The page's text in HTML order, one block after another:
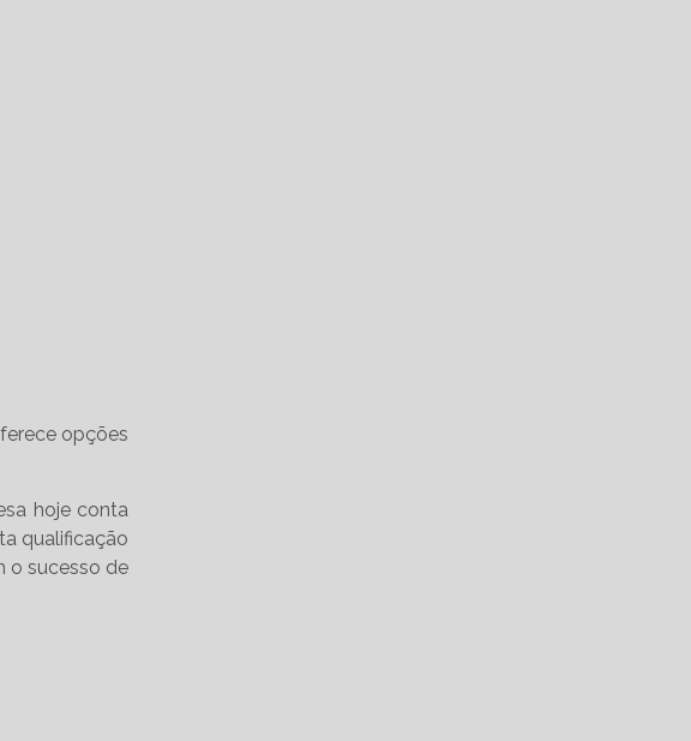
opções
hoje conta
qualificação
o sucesso de